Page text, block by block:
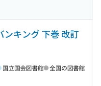
ンキング 下巻 改訂
国立国会図書館 全国の図書館